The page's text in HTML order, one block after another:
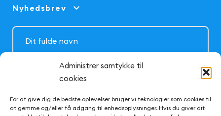
Administrer samtykke til
cookies
For at give dig de bedste oplevelser bruger vi teknologier som cookies til
at gemme og/eller få adgang til enhedsoplysninger. Hvis du giver dit
Nyhedsbrev